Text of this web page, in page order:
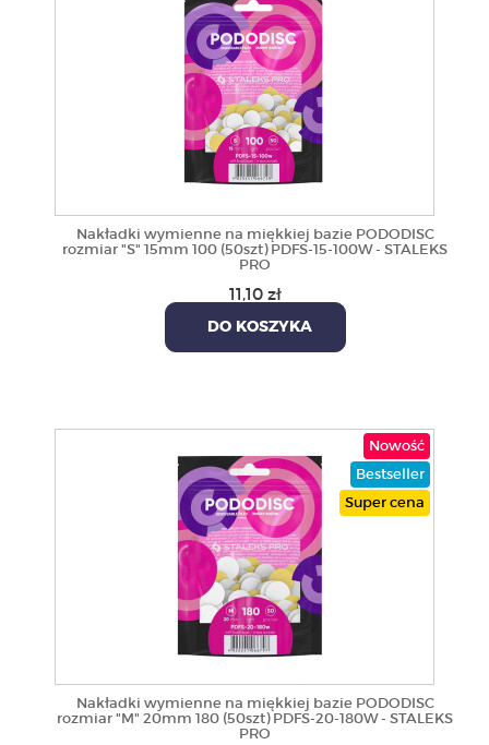
Nakładki wymienne na miękkiej bazie PODODISC
rozmiar "S" 15mm 100 (50szt) PDFS-15-100W - STALEKS
PRO
11,10 zł
DO KOSZYKA
Nowość
Bestseller
Super cena
Nakładki wymienne na miękkiej bazie PODODISC
rozmiar "M" 20mm 180 (50szt) PDFS-20-180W - STALEKS
PRO